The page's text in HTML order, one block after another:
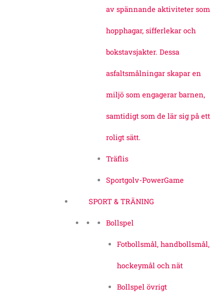
av spännande aktiviteter som
hopphagar, sifferlekar och
bokstavsjakter. Dessa
asfaltsmålningar skapar en
miljö som engagerar barnen,
samtidigt som de lär sig på ett
roligt sätt.
Träflis
Sportgolv-PowerGame
SPORT & TRÄNING
Bollspel
Fotbollsmål, handbollsmål,
hockeymål och nät
Bollspel övrigt